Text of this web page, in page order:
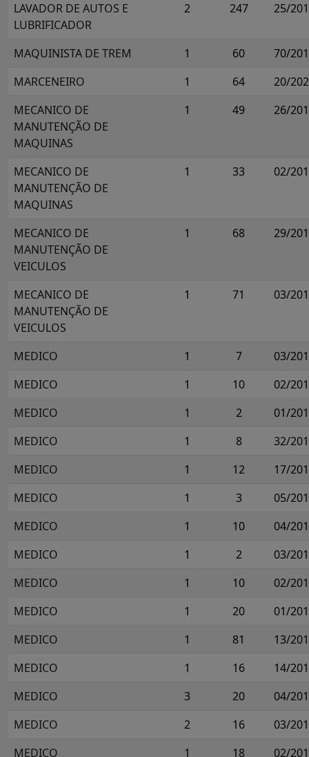
LAVADOR DE AUTOS E
LUBRIFICADOR
2 247 25/
MAQUINISTA DE TREM 1 60
70/
MARCENEIRO
1 64
20/
MECANICO DE
MANUTENÇÃO DE
MAQUINAS
1 49 26/
MECANICO DE
MANUTENÇÃO DE
MAQUINAS
1 33 02/
MECANICO DE
MANUTENÇÃO DE
VEICULOS
1 68 29/
MECANICO DE
MANUTENÇÃO DE
VEICULOS
1 71 03/
MEDICO 1 7
03/
MEDICO
1 10
02/
MEDICO
1 2
01/
MEDICO
1 8
32/
MEDICO
1 12
17/
MEDICO
1 3
05/
MEDICO
1 10
04/
MEDICO
1 2
03/
MEDICO
1 10
02/
MEDICO
1 20
01/
MEDICO
1 81
13/
MEDICO
1 16
14/
MEDICO
3 20
04/
MEDICO
2 16
03/
MEDICO
1 18 02/